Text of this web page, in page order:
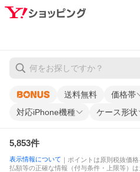
送料無料 価格帯
対応iPhone機種
ケース形状
5,853件
表示情報について ｜ポイントは原則税抜価
払額等の正確な情報（付与条件・上限等）